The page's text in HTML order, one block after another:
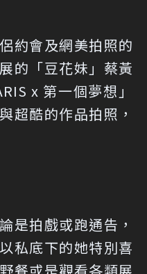
約會及網美拍照的
的「豆花妹」蔡黃
x 第一個夢想」
超酷的作品拍照，
是拍戲或跑通告，
私底下的她特別喜